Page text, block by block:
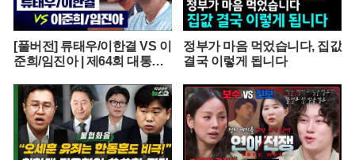
[풀버전] 류태우/이한결 VS 이
준희/임진아 | 제64회 대통령
승 (26.07.22 방송)
정부가 마음 먹었습니다, 집값
결국 이렇게 됩니다